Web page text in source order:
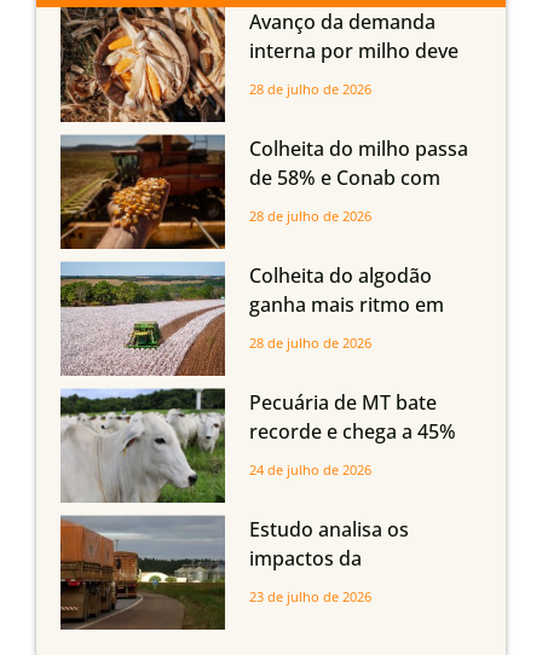
Avanço da demanda
interna por milho deve
compensar aumento da
em Mato Grosso, aponta
Imea
28 de julho de 2026
Colheita do milho passa
de 58% e Conab com
boas produtividades em
quedas em Tocantins,
Maranhão e Piauí
28 de julho de 2026
Colheita do algodão
ganha mais ritmo em
Mato Grosso, Mato
Maranhão
28 de julho de 2026
Pecuária de MT bate
recorde e chega a 45%
dos bovinos abatidos
24 de julho de 2026
Estudo analisa os
impactos da
infraestrutura logística
23 de julho de 2026